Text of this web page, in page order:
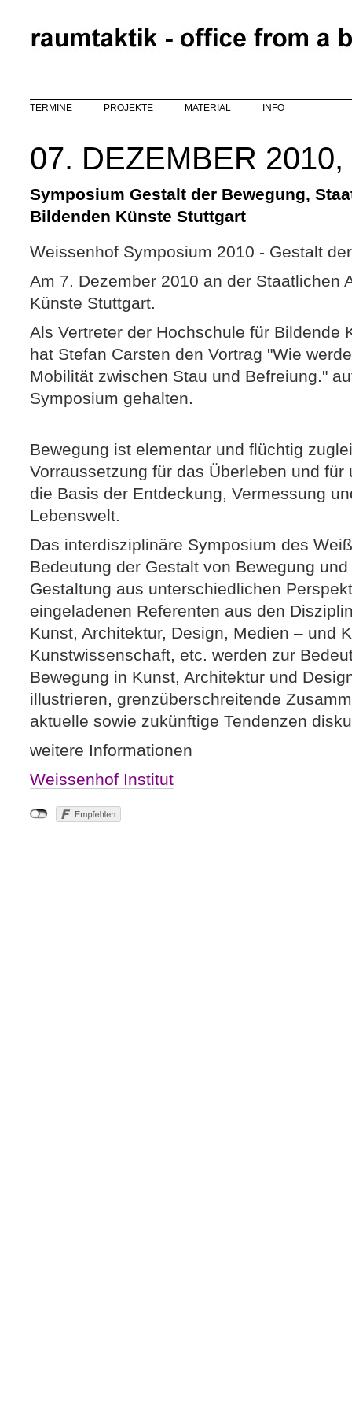
TERMINE PROJEKTE MATERIAL INFO
07. DEZEMBER
Symposium Gestalt der Bewegung,
Bildenden Künste Stuttgart
Weissenhof Symposium 2010 - Gestalt
Am 7. Dezember 2010 an der Staatlichen
Künste Stuttgart.
Als Vertreter der Hochschule für Bildende
hat Stefan Carsten den Vortrag "Wie
Mobilität zwischen Stau und Befreiung."
Symposium gehalten.
Bewegung ist elementar und flüchtig
Vorraussetzung für das Überleben und
die Basis der Entdeckung, Vermessung
Lebenswelt.
Das interdisziplinäre Symposium des
Bedeutung der Gestalt von Bewegung
Gestaltung aus unterschiedlichen
eingeladenen Referenten aus den
Kunst, Architektur, Design, Medien – und
Kunstwissenschaft, etc. werden zur
Bewegung in Kunst, Architektur und
illustrieren, grenzüberschreitende
aktuelle sowie zukünftige Tendenzen
weitere Informationen
Weissenhof Institut